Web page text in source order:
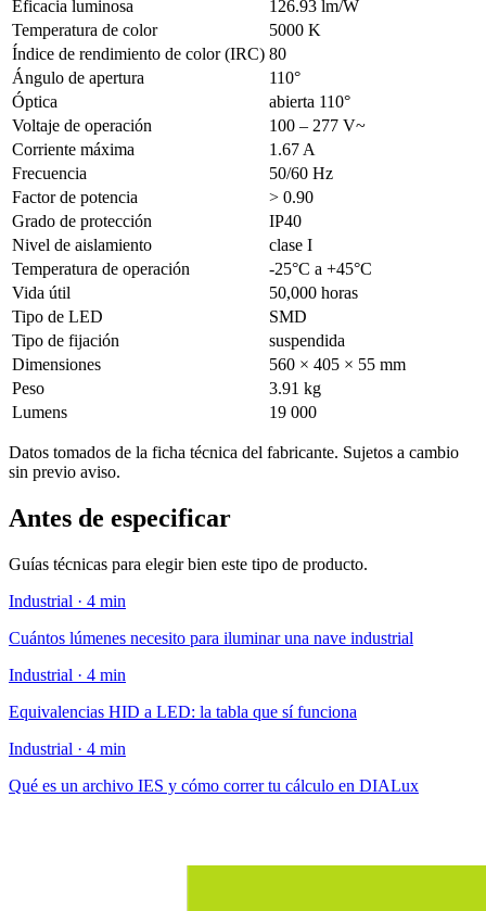
Eficacia luminosa
126.93 lm/W
Temperatura de color
5000 K
Índice de rendimiento de color (IRC) 80
Ángulo de apertura
110°
Óptica
abierta 110°
Voltaje de operación
100 – 277 V~
Corriente máxima
1.67 A
Frecuencia
50/60 Hz
Factor de potencia
> 0.90
Grado de protección
IP40
Nivel de aislamiento
clase I
Temperatura de operación
-25°C a +45°C
Vida útil
50,000 horas
Tipo de LED
SMD
Tipo de fijación
suspendida
Dimensiones
560 × 405 × 55 mm
Peso
3.91 kg
Lumens
19 000
Datos tomados de la ficha técnica del fabricante. Sujetos a cambio
sin previo aviso.
Antes de especificar
Guías técnicas para elegir bien este tipo de producto.
Industrial · 4 min
Cuántos lúmenes necesito para iluminar una nave industrial
Industrial · 4 min
Equivalencias HID a LED: la tabla que sí funciona
Industrial · 4 min
Qué es un archivo IES y cómo correr tu cálculo en DIALux